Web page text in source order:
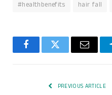
#healthbenefits hair fall
FacebookTwitter Email
PREVIOUS ARTICLE